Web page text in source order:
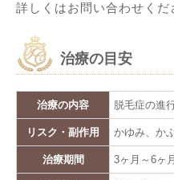
ア
詳しくはお問い合わせくだ
治療の目安
治療の内容 脱毛症の進
リスク・副作用 かゆみ、か
治療期間 3ヶ月～6ヶ月